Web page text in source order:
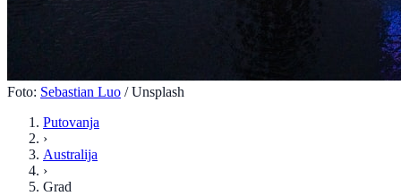
Foto: Sebastian Luo / Unsplash
Putovanja
›
Australija
›
Grad